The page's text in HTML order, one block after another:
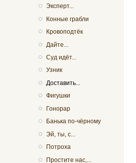
Эксперт...
Конные грабли
Кровоподтёк
Дайте...
Суд идёт...
Узник
Доставить...
Фигушки
Гонорар
Банька по-чёрному
Эй, ты, с...
Потроха
Простите нас,...